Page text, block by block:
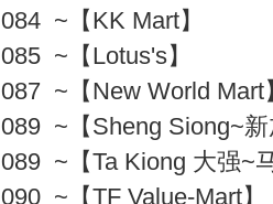
084 ~【KK Mart】
085 ~【Lotus's】
087 ~【New World Mart
089 ~【Sheng Siong~
089 ~【Ta Kiong 大强~
090 ~【TF Value-Mart】